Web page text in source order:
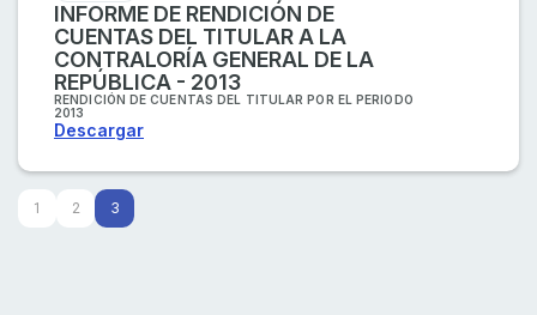
INFORME DE RENDICIÓN DE
CUENTAS DEL TITULAR A LA
CONTRALORÍA GENERAL DE LA
REPÚBLICA - 2013
RENDICIÓN DE CUENTAS DEL TITULAR POR EL PERIODO
2013
Descargar
1 2 3